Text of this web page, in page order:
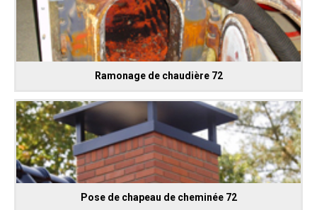
Ramonage de chaudière 72
Pose de chapeau de cheminée 72